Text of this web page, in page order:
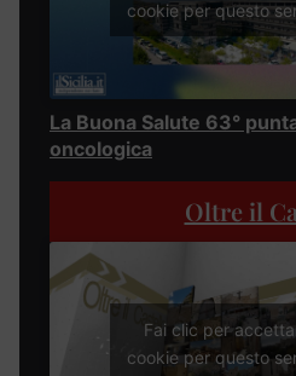
cookie per questo
La Buona Salute 63°
oncologica
Oltre il
Fai clic per
cookie per questo